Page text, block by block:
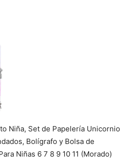
Niña, Set de Papelería Unicornio
Bolígrafo y Bolsa de
Niñas 6 7 8 9 10 11 (Morado)